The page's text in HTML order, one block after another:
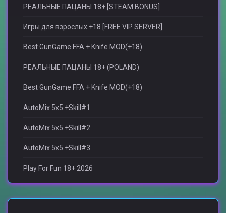
РЕАЛЬНЫЕ ПАЦАНЫ 18+ [STEAM BONUS]
Игры для взрослыx +18 [FREE VIP SERVER]
Best GunGame FFA + Knife MOD(+18)
РЕАЛЬНЫЕ ПАЦАНЫ 18+ (POLAND)
Best GunGame FFA + Knife MOD(+18)
AutoMix 5x5 +Skill#1
AutoMix 5x5 +Skill#2
AutoMix 5x5 +Skill#3
Play For Fun 18+ 2026